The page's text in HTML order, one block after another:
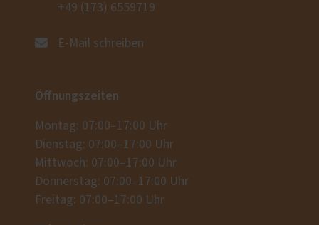
+49 (173) 6559719
E-Mail schreiben
Öffnungszeiten
Montag: 07:00–17:00 Uhr
Dienstag: 07:00–17:00 Uhr
Mittwoch: 07:00–17:00 Uhr
Donnerstag: 07:00–17:00 Uhr
Freitag: 07:00–17:00 Uhr